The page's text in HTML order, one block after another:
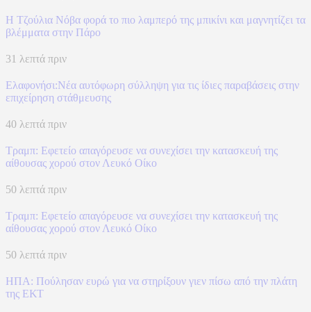
Η Τζούλια Νόβα φορά το πιο λαμπερό της μπικίνι και μαγνητίζει τα
βλέμματα στην Πάρο
31 λεπτά πριν
Ελαφονήσι:Νέα αυτόφωρη σύλληψη για τις ίδιες παραβάσεις στην
επιχείρηση στάθμευσης
40 λεπτά πριν
Τραμπ: Εφετείο απαγόρευσε να συνεχίσει την κατασκευή της
αίθουσας χορού στον Λευκό Οίκο
50 λεπτά πριν
Τραμπ: Εφετείο απαγόρευσε να συνεχίσει την κατασκευή της
αίθουσας χορού στον Λευκό Οίκο
50 λεπτά πριν
ΗΠΑ: Πούλησαν ευρώ για να στηρίξουν γιεν πίσω από την πλάτη
της ΕΚΤ